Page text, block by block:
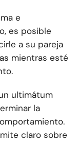
e
es posible
a su pareja
mientras esté
ultimátum
la
claro sobre